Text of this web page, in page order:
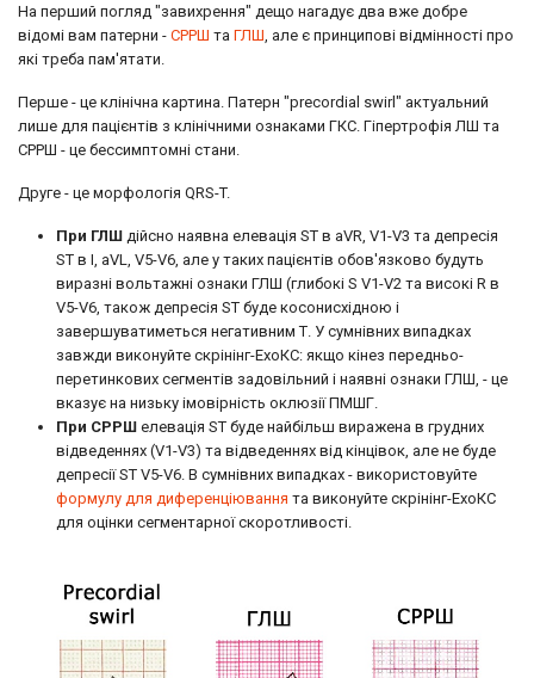
На перший погляд "завихрення" дещо нагадує два вже добре
відомі вам патерни - СРРШ та ГЛШ, але є принципові відмінності про
які треба пам'ятати.
Перше - це клінічна картина. Патерн "precordial swirl" актуальний
лише для пацієнтів з клінічними ознаками ГКС. Гіпертрофія ЛШ та
СРРШ - це бессимптомні стани.
Друге - це морфологія QRS-T.
При ГЛШ дійсно наявна елевація ST в aVR, V1-V3 та депресія
ST в I, aVL, V5-V6, але у таких пацієнтів обов'язково будуть
виразні вольтажні ознаки ГЛШ (глибокі S V1-V2 та високі R в
V5-V6, також депресія ST буде косонисхідною і
завершуватиметься негативним Т. У сумнівних випадках
завжди виконуйте скрінінг-ЕхоКС: якщо кінез передньо-
перетинкових сегментів задовільний і наявні ознаки ГЛШ, - це
вказує на низьку імовірність оклюзії ПМШГ.
При СРРШ елевація ST буде найбільш виражена в грудних
відведеннях (V1-V3) та відведеннях від кінцівок, але не буде
депресії ST V5-V6. В сумнівних випадках - використовуйте
формулу для диференціювання та виконуйте скрінінг-ЕхоКС
для оцінки сегментарної скоротливості.